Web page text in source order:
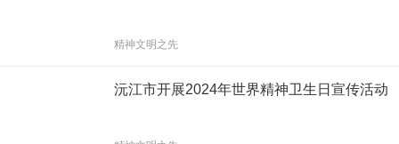
精神文明之先
沅江市开展2024年世界精神卫生日宣传活动